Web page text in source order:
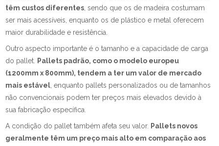
têm custos diferentes , sendo que os de madeira costumam
ser mais acessíveis, enquanto os de plástico e metal oferecem
maior durabilidade e resistência.
Outro aspecto importante é o tamanho e a capacidade de carga
do pallet.
Pallets padrão, como o modelo europeu
(1200mm x 800mm), tendem a ter um valor de mercado
mais estável , enquanto pallets personalizados ou de tamanhos
não convencionais podem ter preços mais elevados devido à
sua fabricação específica.
A condição do pallet também afeta seu valor. Pallets novos
geralmente têm um preço mais alto em comparação aos